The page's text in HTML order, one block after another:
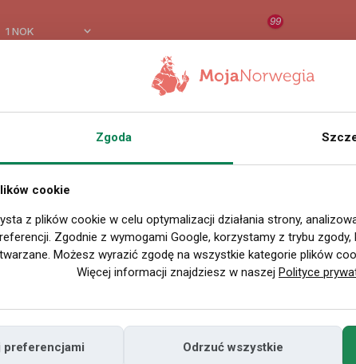
1 NOK
99
Zgoda
cookie
z plików cookie w celu optymalizacji działania strony,
Zgodnie z wymogami Google, korzystamy z trybu
Możesz wyrazić zgodę na wszystkie kategorie plików
Więcej informacji znajdziesz w naszej Polityce
preferencjami Odrzuć wszystkie